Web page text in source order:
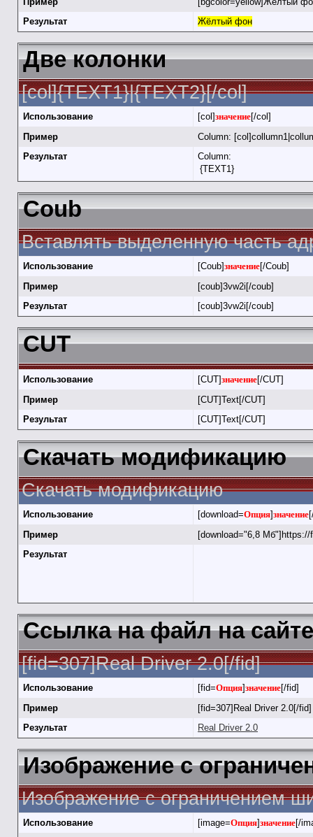
Результат
Жёлтый фон
Две колонки
[col]{TEXT1}|{TEXT2}[/col]
Использование [col]значение[/col]
Пример
Column:
Результат
Column:
{TEXT1}
Coub
Вставлять выделенную часть
Использование [Coub]значение[/Coub]
Пример
[coub]3vw2i[/coub]
Результат
[coub]3vw2i[/coub]
CUT
Использование [CUT]значение[/CUT]
Пример
[CUT]Text[/CUT]
Результат
[CUT]Text[/CUT]
Скачать модификацию
Скачать модификацию
Использование [download=Опция]значение
Пример
[download="6,8 Мб"]https://
Результат
Ссылка на файл на сайте
[fid=307]Real Driver 2.0[/fid]
Использование [fid=Опция]значение[/fid]
Пример
[fid=307]Real Driver 2.0[/fid]
Результат
Real Driver 2.0
Изображение с
Изображение с ограничением
Использование [image=Опция]значение[/